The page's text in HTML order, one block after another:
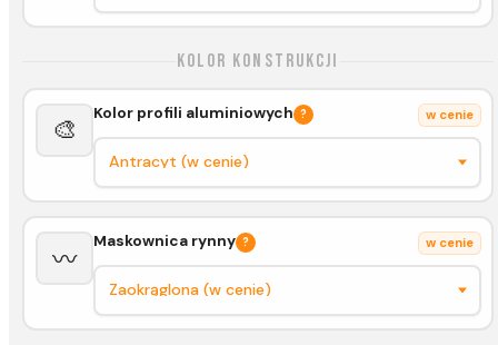
Kolor konstrukcji
🎨
Kolor profili aluminiowych ? w cenie
〰️
Maskownica rynny ? w cenie